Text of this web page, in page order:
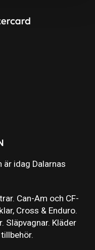
idag Dalarnas
Can-Am och CF-
Cross & Enduro.
Släpvagnar. Kläder